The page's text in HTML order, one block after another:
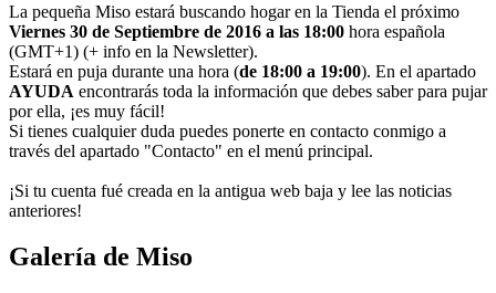
La pequeña Miso estará buscando hogar en la Tienda el próximo
Viernes 30 de Septiembre de 2016 a las 18:00 hora española
(GMT+1) (+ info en la Newsletter).
Estará en puja durante una hora (de 18:00 a 19:00). En el apartado
AYUDA encontrarás toda la información que debes saber para pujar
por ella, ¡es muy fácil!
Si tienes cualquier duda puedes ponerte en contacto conmigo a
través del apartado "Contacto" en el menú principal.
¡Si tu cuenta fué creada en la antigua web baja y lee las noticias
anteriores!
Galería de Miso